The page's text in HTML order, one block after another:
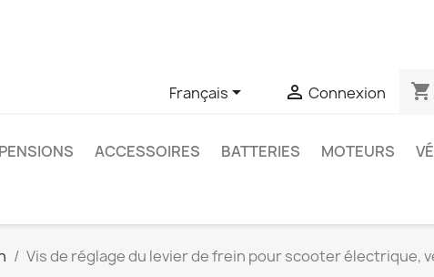
Français  Connexion shopping_cart
ACCESSOIRES BATTERIES MOTEURS
Vis de réglage du levier de frein pour scooter électrique,